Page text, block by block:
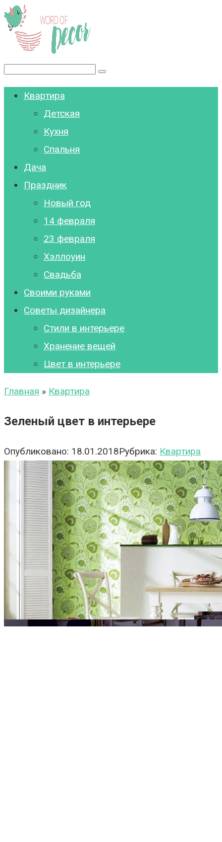
Перейти
к
контенту
Поиск:
Квартира
Детская
Кухня
Спальня
Дача
Праздник
Новый год
14 февраля
23 февраля
Хэллоуин
Свадьба
Своими руками
Советы дизайнера
Стили в интерьере
Хранение вещей
Цвет в интерьере
Главная » Квартира
Зеленый цвет в интерьере
Опубликовано: 18.01.2018Рубрика: Квартира